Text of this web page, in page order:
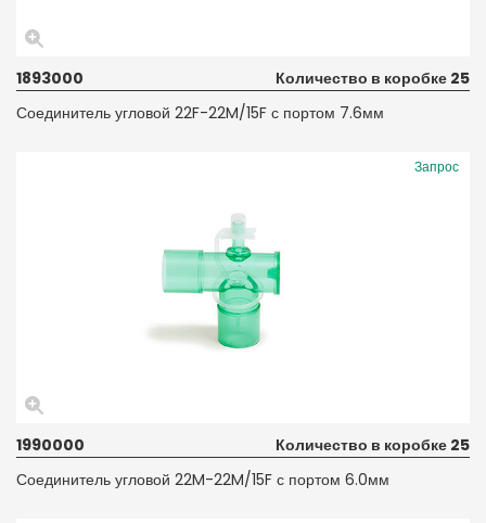
1893000
Количество в коробке 25
Соединитель угловой 22F-22M/15F с портом 7.6мм
Запрос
1990000
Количество в коробке 25
Соединитель угловой 22M-22M/15F с портом 6.0мм